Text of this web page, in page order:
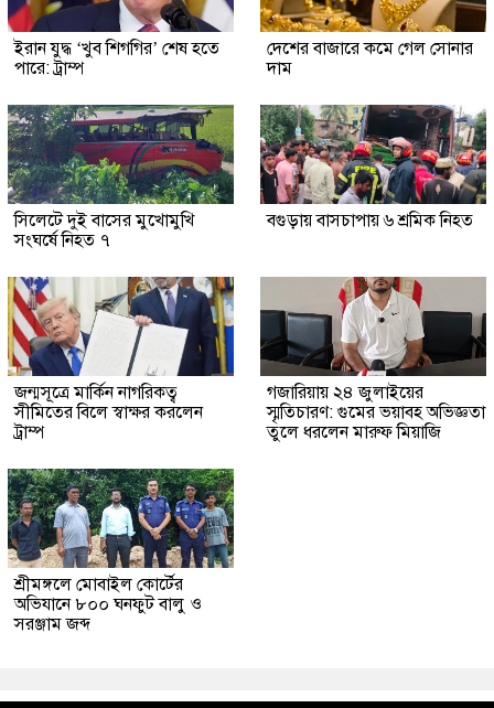
ইরান যুদ্ধ ‘খুব শিগগির’ শেষ হতে
পারে: ট্রাম্প
দেশের বাজারে কমে গেল সোনার
দাম
সিলেটে দুই বাসের মুখোমুখি
সংঘর্ষে নিহত ৭
বগুড়ায় বাসচাপায় ৬ শ্রমিক নিহত
জন্মসূত্রে মার্কিন নাগরিকত্ব
সীমিতের বিলে স্বাক্ষর করলেন
ট্রাম্প
গজারিয়ায় ২৪ জুলাইয়ের
স্মৃতিচারণ: গুমের ভয়াবহ অভিজ্ঞতা
তুলে ধরলেন মারুফ মিয়াজি
শ্রীমঙ্গলে মোবাইল কোর্টের
অভিযানে ৮০০ ঘনফুট বালু ও
সরঞ্জাম জব্দ